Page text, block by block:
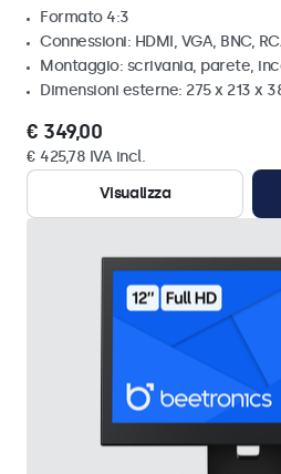
Formato 4:3
Connessioni: HDMI, VGA, BNC,
Montaggio: scrivania, parete,
Dimensioni esterne: 275 x 213 x
€ 349,00
€ 425,78 IVA incl.
Visualizza